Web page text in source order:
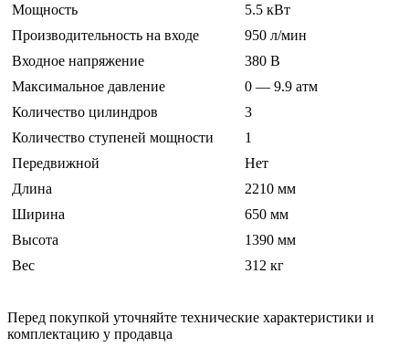
Мощность
5.5 кВт
Производительность на входе
950 л/мин
Входное напряжение
380 В
Максимальное давление
0 — 9.9 атм
Количество цилиндров
3
Количество ступеней мощности
1
Передвижной
Нет
Длина
2210 мм
Ширина
650 мм
Высота
1390 мм
Вес
312 кг
Перед покупкой уточняйте технические характеристики и
комплектацию у продавца